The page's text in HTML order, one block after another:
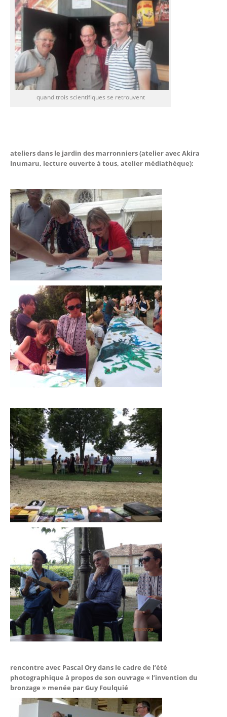
quand trois scientifiques se retrouvent
ateliers dans le jardin des marronniers (atelier avec Akira
Inumaru, lecture ouverte à tous, atelier médiathèque):
rencontre avec Pascal Ory dans le cadre de l’été
photographique à propos de son ouvrage « l’invention du
bronzage » menée par Guy Foulquié